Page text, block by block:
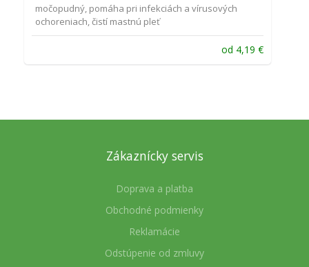
močopudný, pomáha pri infekciách a vírusových
ochoreniach, čistí mastnú pleť
od 4,19 €
Zákaznícky servis
Doprava a platba
Obchodné podmienky
Reklamácie
Odstúpenie od zmluvy